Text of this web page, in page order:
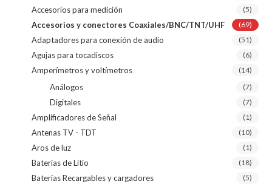
Accesorios para medición (5)
Accesorios y conectores Coaxiales/BNC/TNT/UHF (69)
Adaptadores para conexión de audio (51)
Agujas para tocadiscos (6)
Amperímetros y voltímetros (14)
Análogos (7)
Digitales (7)
Amplificadores de Señal (1)
Antenas TV - TDT (10)
Aros de luz (1)
Baterías de Litio (18)
Baterías Recargables y cargadores (5)